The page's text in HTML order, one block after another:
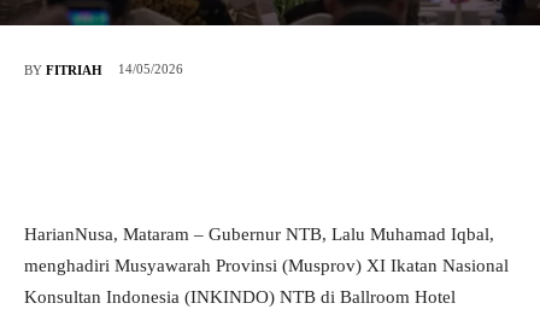
BY FITRIAH 14/05/2026
HarianNusa, Mataram – Gubernur NTB, Lalu Muhamad Iqbal,
menghadiri Musyawarah Provinsi (Musprov) XI Ikatan Nasional
Konsultan Indonesia (INKINDO) NTB di Ballroom Hotel